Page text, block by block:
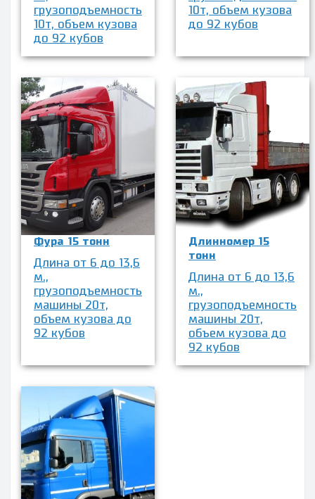
грузоподъемность
10т, объем кузова
до 92 кубов
10т, объем кузова
до 92 кубов
Фура 15 тонн
Длина от 6 до 13,6
м.,
грузоподъемность
машины 20т,
объем кузова до
92 кубов
Длинномер 15
тонн
Длина от 6 до 13,6
м.,
грузоподъемность
машины 20т,
объем кузова до
92 кубов